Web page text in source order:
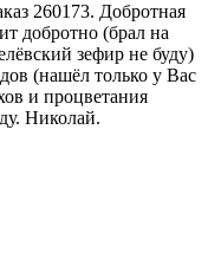
260173. Добротная
добротно (брал на
зефир не буду)
(нашёл только у Вас
и процветания
Николай.